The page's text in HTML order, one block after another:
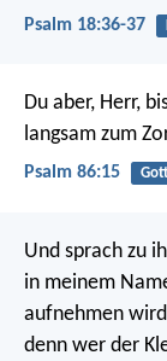
Psalm 18:36-37
Du aber, Herr,
langsam zum
Psalm 86:15
Und sprach zu
in meinem
aufnehmen
denn wer der